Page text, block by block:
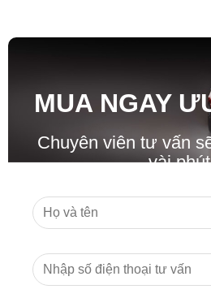
MUA NGAY
Chuyên viên tư vấn
vài